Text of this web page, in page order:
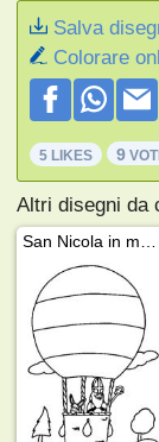
Salva
Colorare
5 LIKES 9
Altri disegni da